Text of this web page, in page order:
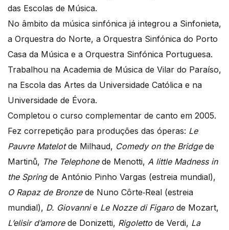
das Escolas de Música.
No âmbito da música sinfónica já integrou a Sinfonieta,
a Orquestra do Norte, a Orquestra Sinfónica do Porto
Casa da Música e a Orquestra Sinfónica Portuguesa.
Trabalhou na Academia de Música de Vilar do Paraíso,
na Escola das Artes da Universidade Católica e na
Universidade de Évora.
Completou o curso complementar de canto em 2005.
Fez correpetição para produções das óperas: Le
Pauvre Matelotde Milhaud, Comedy on the Bridgede
Martinů, The Telephonede Menotti, A little Madness in
the Springde António Pinho Vargas (estreia mundial),
O Rapaz de Bronze de Nuno Côrte‐Real (estreia
mundial), D. Giovannie Le Nozze di Figaro de Mozart,
L’elisir d’amorede Donizetti, Rigoletto de Verdi, La